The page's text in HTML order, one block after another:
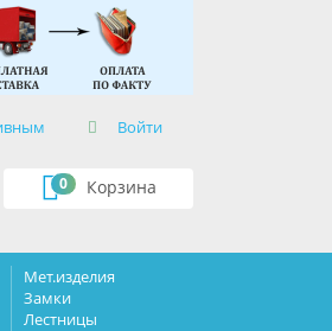
Войти
Корзина
0
Мет.изделия
Замки
Лестницы